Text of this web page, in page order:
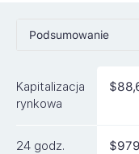
Podsumowanie
Rynki
Kapitalizacja
rynkowa
24 godz.